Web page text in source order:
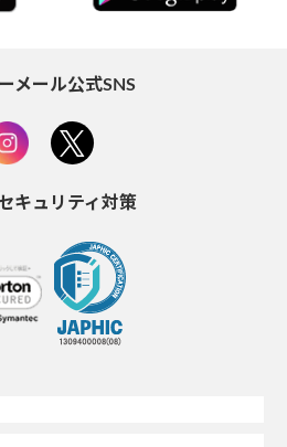
メール公式SNS
キュリティ対策